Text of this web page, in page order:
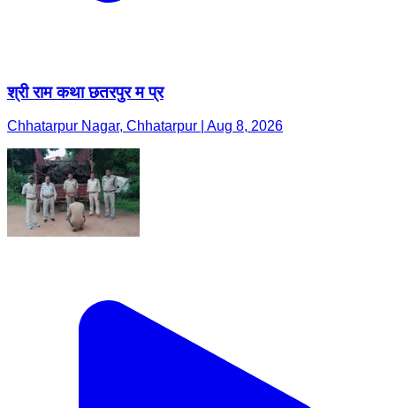
श्री राम कथा छतरपुर म प्र
Chhatarpur Nagar, Chhatarpur | Aug 8, 2026